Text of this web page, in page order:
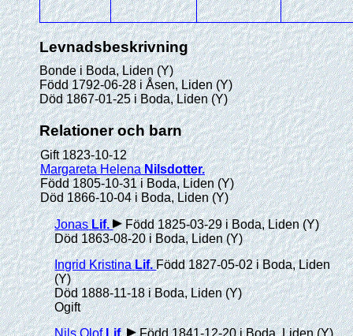
Levnadsbeskrivning
Bonde i Boda, Liden (Y)
Född 1792-06-28 i Åsen, Liden (Y)
Död 1867-01-25 i Boda, Liden (Y)
Relationer och barn
Gift 1823-10-12
Margareta Helena Nilsdotter.
Född 1805-10-31 i Boda, Liden (Y)
Död 1866-10-04 i Boda, Liden (Y)
Jonas Lif.
Född 1825-03-29 i Boda, Liden (Y)
Död 1863-08-20 i Boda, Liden (Y)
Ingrid Kristina Lif.Född 1827-05-02 i Boda, Liden
(Y)
Död 1888-11-18 i Boda, Liden (Y)
Ogift
Nils Olof Lif. Född 1841-12-20 i Boda, Liden (Y)